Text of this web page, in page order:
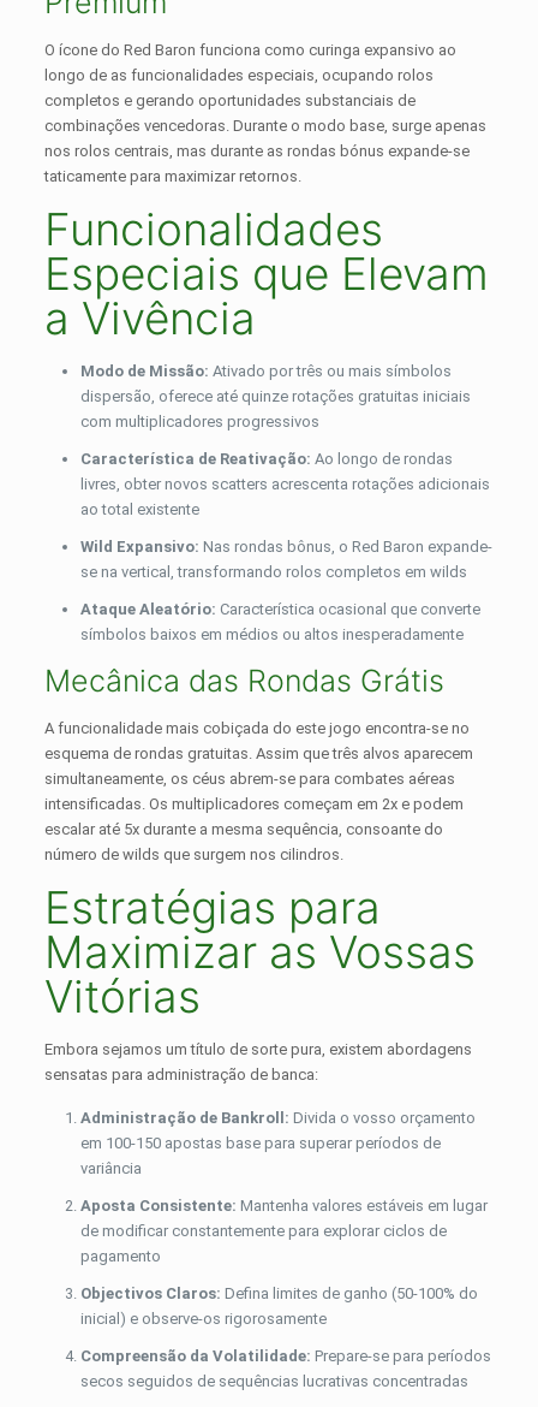
O ícone do Red Baron funciona como curinga expansivo ao
longo de as funcionalidades especiais, ocupando rolos
completos e gerando oportunidades substanciais de
combinações vencedoras. Durante o modo base, surge apenas
nos rolos centrais, mas durante as rondas bónus expande-se
taticamente para maximizar retornos.
Funcionalidades
Especiais que Elevam
a Vivência
Modo de Missão: Ativado por três ou mais símbolos
dispersão, oferece até quinze rotações gratuitas iniciais
com multiplicadores progressivos
Característica de Reativação: Ao longo de rondas
livres, obter novos scatters acrescenta rotações adicionais
ao total existente
Wild Expansivo: Nas rondas bônus, o Red Baron expande-
se na vertical, transformando rolos completos em wilds
Ataque Aleatório: Característica ocasional que converte
símbolos baixos em médios ou altos inesperadamente
Mecânica das Rondas Grátis
A funcionalidade mais cobiçada do este jogo encontra-se no
esquema de rondas gratuitas. Assim que três alvos aparecem
simultaneamente, os céus abrem-se para combates aéreas
intensificadas. Os multiplicadores começam em 2x e podem
escalar até 5x durante a mesma sequência, consoante do
número de wilds que surgem nos cilindros.
Estratégias para
Maximizar as Vossas
Vitórias
Embora sejamos um título de sorte pura, existem abordagens
sensatas para administração de banca:
Administração de Bankroll: Divida o vosso orçamento
em 100-150 apostas base para superar períodos de
variância
Aposta Consistente: Mantenha valores estáveis em lugar
de modificar constantemente para explorar ciclos de
pagamento
Objectivos Claros: Defina limites de ganho (50-100% do
inicial) e observe-os rigorosamente
Compreensão da Volatilidade: Prepare-se para períodos
secos seguidos de sequências lucrativas concentradas